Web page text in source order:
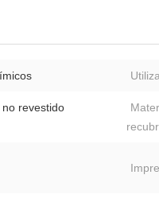
revestido